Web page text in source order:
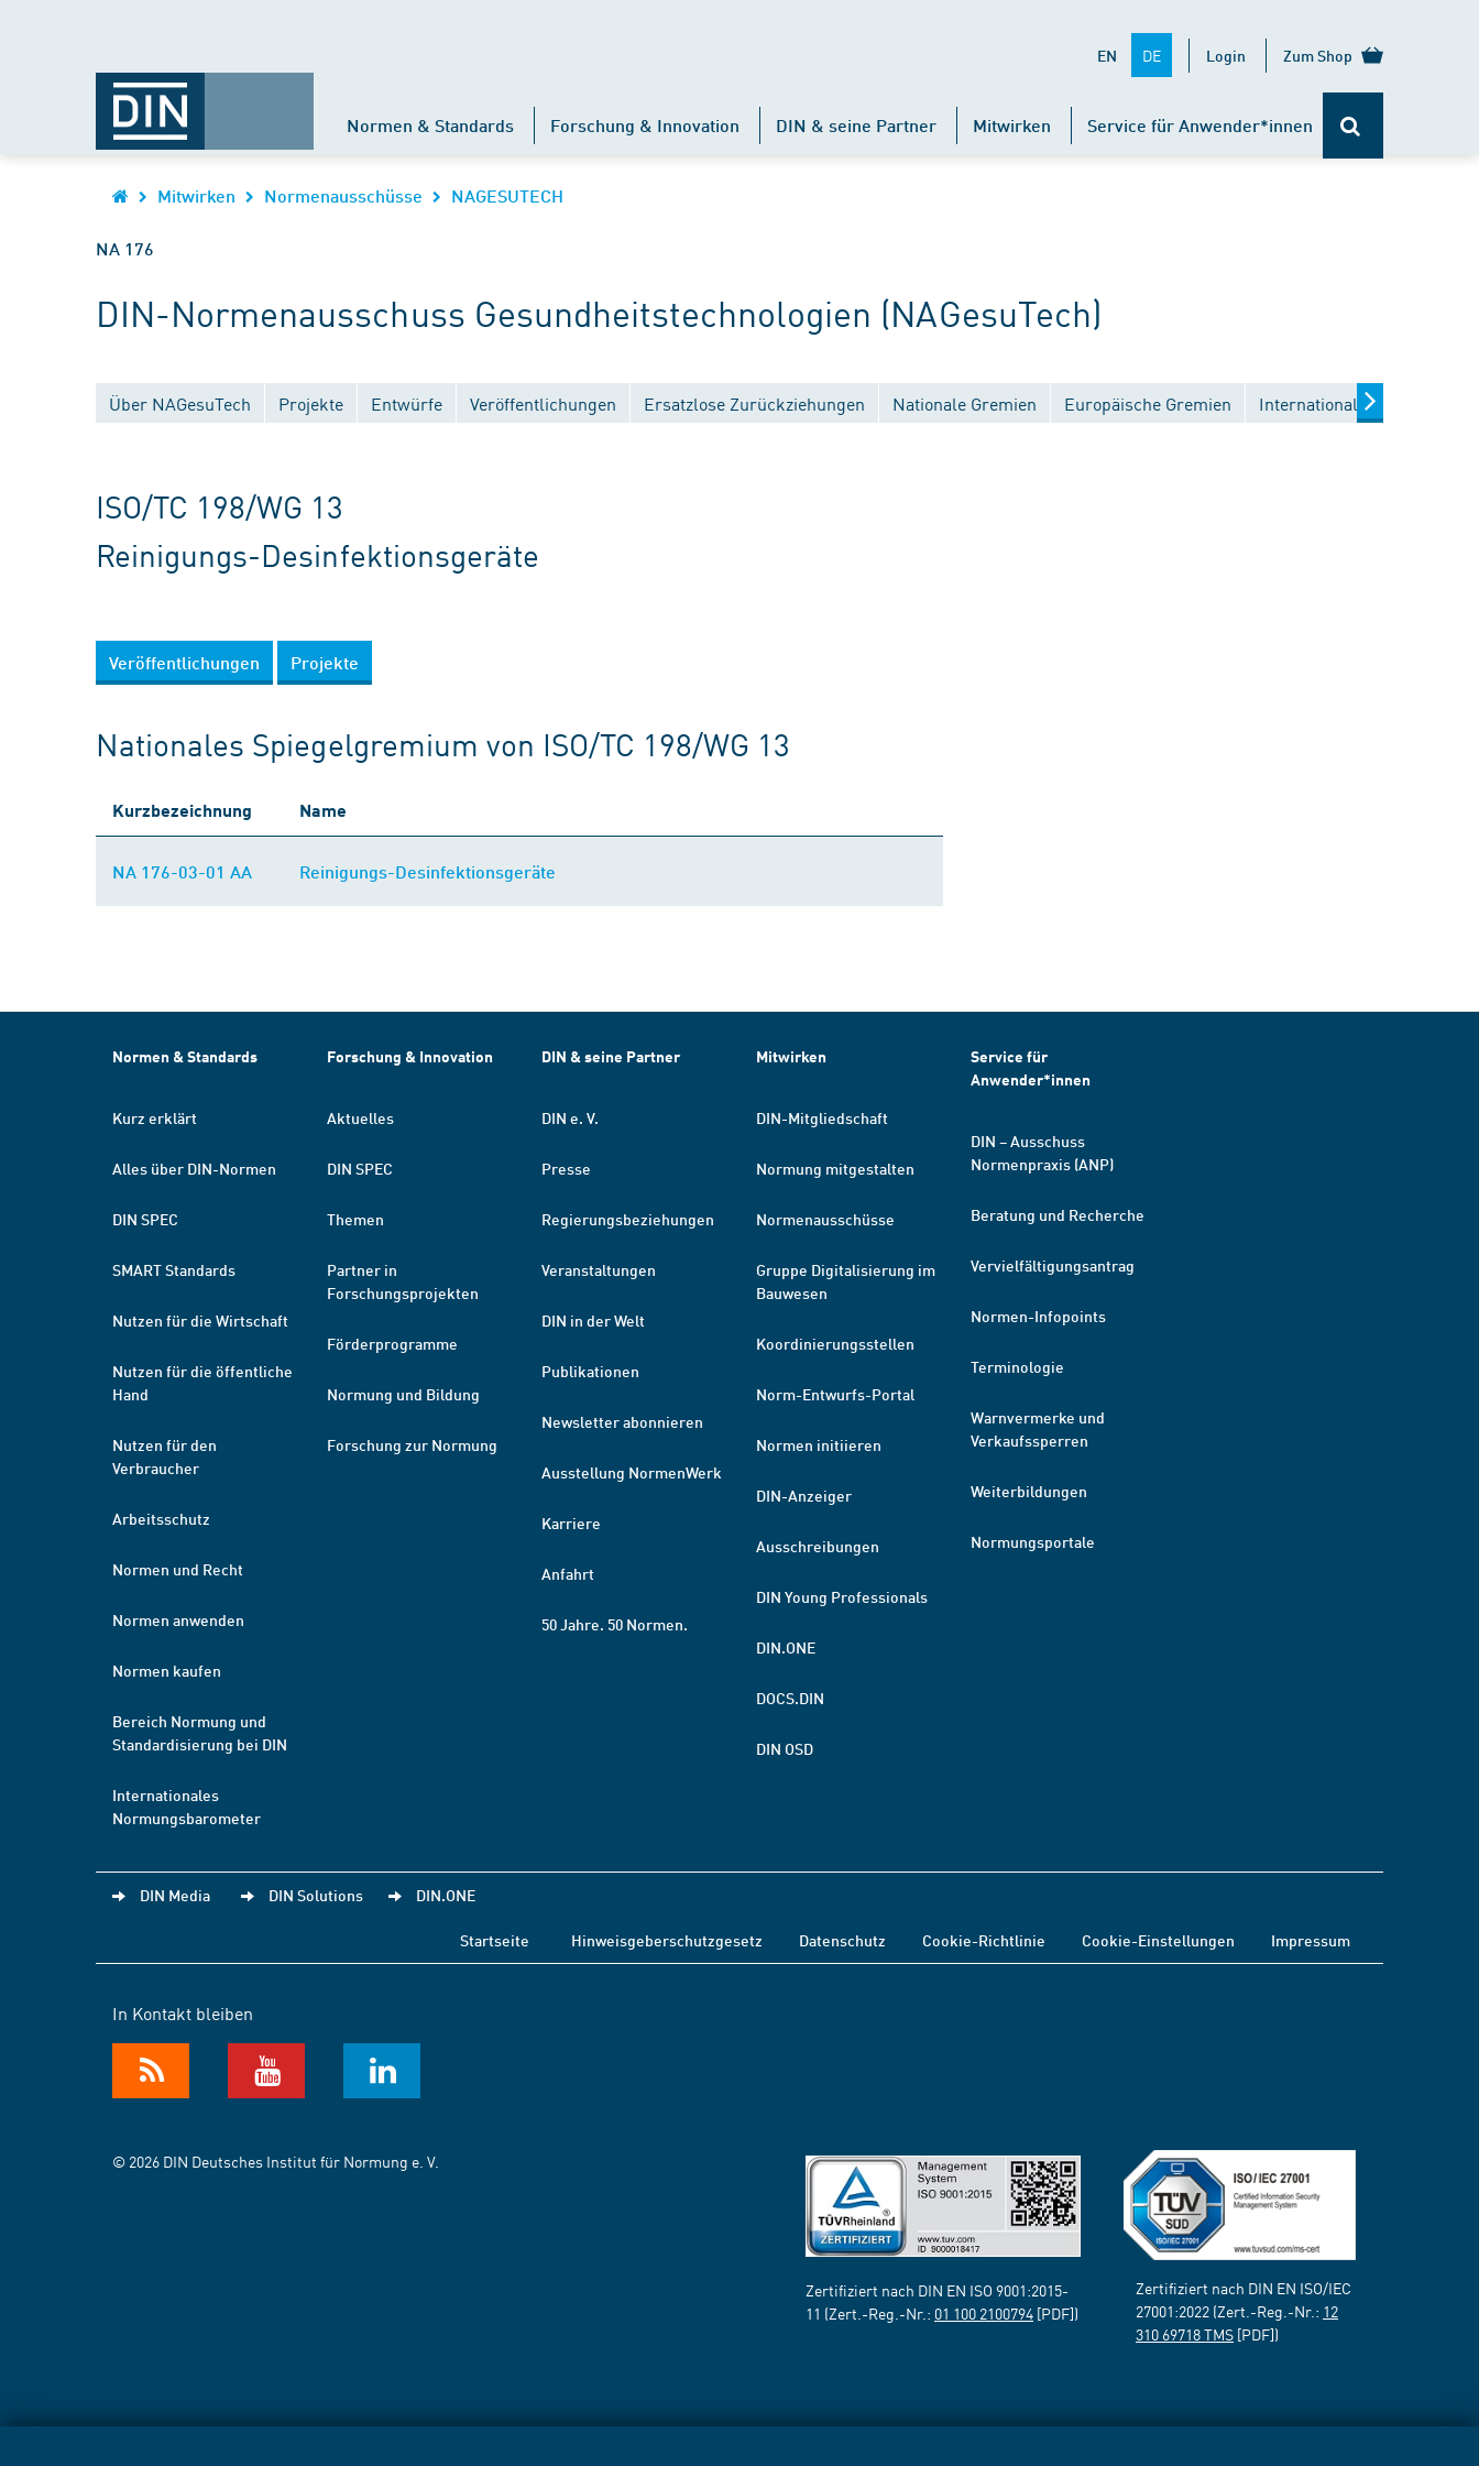
EN DE Login Zum Shop
Normen & Standards Forschung & Innovation DIN & seine Partner Mitwirken Service für Anwender*innen
Mitwirken Normenausschüsse NAGESUTECH
NA 176
DIN-Normenausschuss Gesundheitstechnologien (NAGesuTech)
Über NAGesuTech Projekte Entwürfe Veröffentlichungen Ersatzlose Zurückziehungen Nationale Gremien Europäische Gremien Internationale Gremien
ISO/TC 198/WG 13
Reinigungs-Desinfektionsgeräte
Veröffentlichungen Projekte
Nationales Spiegelgremium von ISO/TC 198/WG 13
Kurzbezeichnung Name
NA 176-03-01 AA Reinigungs-Desinfektionsgeräte
Normen & Standards
Kurz erklärt
Alles über DIN-Normen
DIN SPEC
SMART Standards
Nutzen für die Wirtschaft
Nutzen für die öffentliche
Hand
Nutzen für den
Verbraucher
Arbeitsschutz
Normen und Recht
Normen anwenden
Normen kaufen
Bereich Normung und
Standardisierung bei DIN
Internationales
Normungsbarometer
Forschung & Innovation
Aktuelles
DIN SPEC
Themen
Partner in
Forschungsprojekten
Förderprogramme
Normung und Bildung
Forschung zur Normung
DIN & seine Partner
DIN e. V.
Presse
Regierungsbeziehungen
Veranstaltungen
DIN in der Welt
Publikationen
Newsletter abonnieren
Ausstellung NormenWerk
Karriere
Anfahrt
50 Jahre. 50 Normen.
Mitwirken
DIN-Mitgliedschaft
Normung mitgestalten
Normenausschüsse
Gruppe Digitalisierung im
Bauwesen
Koordinierungsstellen
Norm-Entwurfs-Portal
Normen initiieren
DIN-Anzeiger
Ausschreibungen
DIN Young Professionals
DIN.ONE
DOCS.DIN
DIN OSD
Service für
Anwender*innen
DIN – Ausschuss
Normenpraxis (ANP)
Beratung und Recherche
Vervielfältigungsantrag
Normen-Infopoints
Terminologie
Warnvermerke und
Verkaufssperren
Weiterbildungen
Normungsportale
DIN Media DIN Solutions DIN.ONE
Startseite Hinweisgeberschutzgesetz Datenschutz Cookie-Richtlinie Cookie-Einstellungen Impressum
In Kontakt bleiben
© 2026 DIN Deutsches Institut für Normung e. V.
Zertifiziert nach DIN EN ISO 9001:2015-
11 (Zert.-Reg.-Nr.: 01 100 2100794 [PDF])
Zertifiziert nach DIN EN ISO/IEC
27001:2022 (Zert.-Reg.-Nr.: 12
310 69718 TMS [PDF])